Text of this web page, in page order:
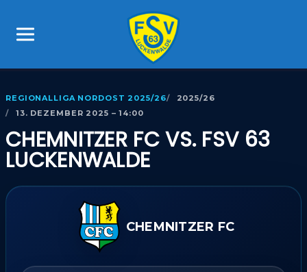
REGIONALLIGA NORDOST 2025/26
2025/26
13. DEZEMBER 2025 – 14:00
CHEMNITZER FC VS. FSV 63
LUCKENWALDE
CHEMNITZER FC